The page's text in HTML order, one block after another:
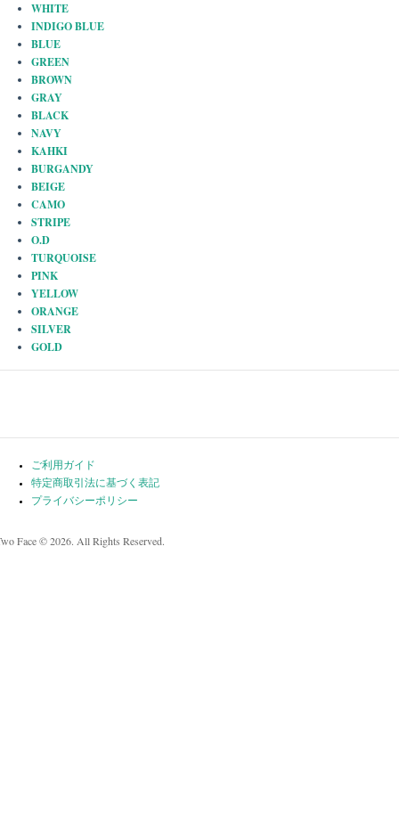
WHITE
INDIGO BLUE
BLUE
GREEN
BROWN
GRAY
BLACK
NAVY
KAHKI
BURGANDY
BEIGE
CAMO
STRIPE
O.D
TURQUOISE
PINK
YELLOW
ORANGE
SILVER
GOLD
ご利用ガイド
特定商取引法に基づく表記
プライバシーポリシー
Face © 2026. All Rights Reserved.